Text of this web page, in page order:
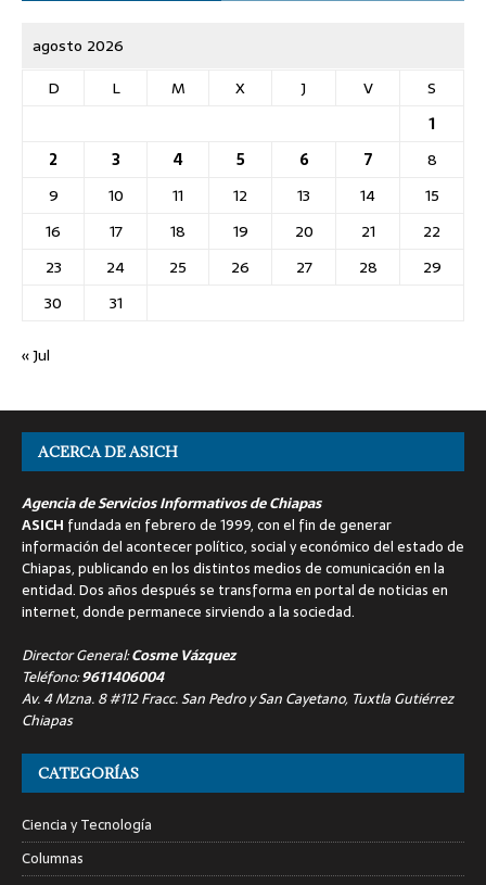
agosto 2026
D
L M X J V
S
1
2
3 4 5 6 7
8
9
10 11 12 13 14
15
16
17 18 19 20 21
22
23
24 25 26 27 28
29
30
31
« Jul
ACERCA DE ASICH
Agencia de Servicios Informativos de Chiapas
ASICH fundada en febrero de 1999, con el fin de generar
información del acontecer político, social y económico del estado de
Chiapas, publicando en los distintos medios de comunicación en la
entidad. Dos años después se transforma en portal de noticias en
internet, donde permanece sirviendo a la sociedad.
Director General:Cosme Vázquez
Teléfono:9611406004
Av. 4 Mzna. 8 #112 Fracc. San Pedro y San Cayetano, Tuxtla Gutiérrez
Chiapas
CATEGORÍAS
Ciencia y Tecnología
Columnas